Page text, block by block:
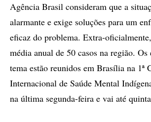
Agência Brasil consideram que a
alarmante e exige soluções para um
eficaz do problema. Extra-
média anual de 50 casos na região. Os
tema estão reunidos em Brasília na 1ª
Internacional de Saúde Mental
na última segunda-feira e vai até